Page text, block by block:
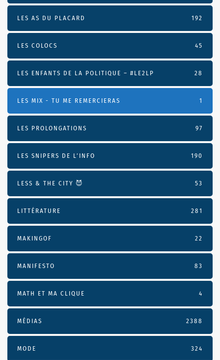
LES AS DU PLACARD 192
LES COLOCS 45
LES ENFANTS DE LA POLITIQUE – #LE2LP 28
LES MIX - TU ME REMERCIERAS 1
LES PROLONGATIONS 97
LES SNIPERS DE L’INFO 190
LESS & THE CITY 😈 53
LITTÉRATURE 281
MAKINGOF 22
MANIFESTO 83
MATH ET MA CLIQUE 4
MÉDIAS 2388
MODE 324